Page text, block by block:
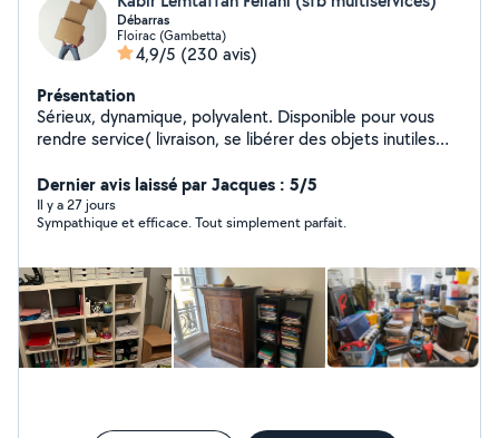
Débarras
Floirac (Gambetta)
4,9/5 (230 avis)
Présentation
Sérieux, dynamique, polyvalent. Disponible pour vous
rendre service( livraison, se libérer des objets inutiles
de garage , maison, grenier, ...).
Dernier avis laissé par Jacques : 5/5
Il y a 27 jours
Sympathique et efficace. Tout simplement parfait.